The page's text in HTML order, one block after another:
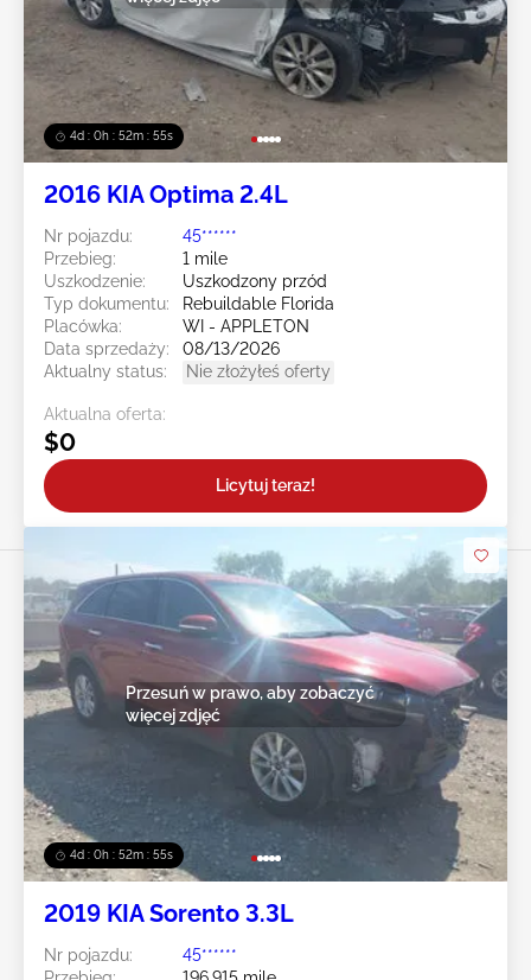
4d : 0h : 52m : 52s
2016 KIA Optima 2.4L
Nr pojazdu:
45******
Przebieg:
1 mile
Uszkodzenie:
Uszkodzony przód
Typ dokumentu:
Rebuildable Florida
Placówka:
WI - APPLETON
Data sprzedaży:
08/13/2026
Aktualny status:
Nie złożyłeś oferty
Aktualna oferta:
$0
Licytuj teraz!
4d : 0h : 52m : 52s
Przesuń w prawo, aby zobaczyć
więcej zdjęć
2019 KIA Sorento 3.3L
Nr pojazdu:
45******